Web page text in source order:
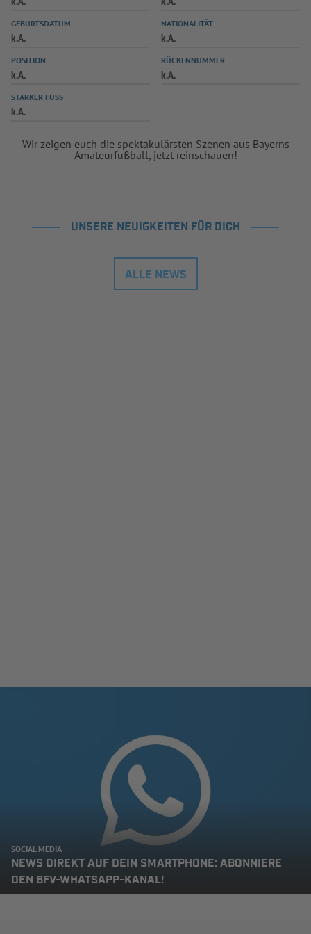
SPIELPLUS
GEBURTSDATUM
k.A.
NATIONALITÄT
k.A.
POSITION
k.A.
RÜCKENNUMMER
k.A.
STARKER FUSS
k.A.
Wir zeigen euch die spektakulärsten Szenen aus Bayerns
Amateurfußball, jetzt reinschauen!
UNSERE NEUIGKEITEN FÜR DICH
ALLE NEWS
SOCIAL MEDIA
NEWS DIREKT AUF DEIN SMARTPHONE: ABONNIERE
DEN BFV-WHATSAPP-KANAL!